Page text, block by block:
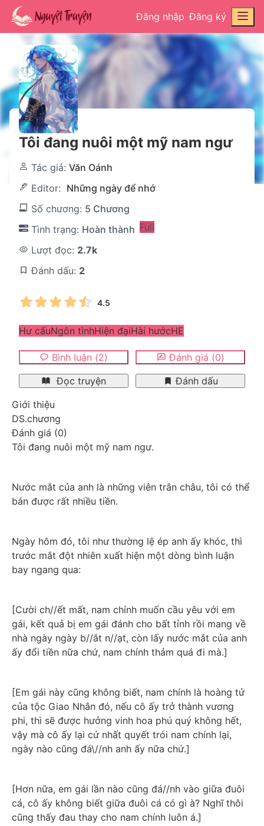
Đăng nhập Đăng ký
Tôi đang nuôi một mỹ nam ngư
Tác giả: Văn Oánh
Editor: Những ngày để nhớ
Số chương: 5 Chương
Tình trạng: Hoàn thành Full
Lượt đọc: 2.7k
Đánh dấu: 2
4.5
Hư cấuNgôn tìnhHiện đạiHài hướcHE
Bình luận (2) Đánh giá (0)
Đọc truyện
Đánh dấu
Giới thiệu
DS.chương
Đánh giá (0)
Tôi đang nuôi một mỹ nam ngư.
Nước mắt của anh là những viên trân châu, tôi có thể
bán được rất nhiều tiền.
Ngày hôm đó, tôi như thường lệ ép anh ấy khóc, thì
trước mắt đột nhiên xuất hiện một dòng bình luận
bay ngang qua:
[Cười ch//ết mất, nam chính muốn cầu yêu với em
gái, kết quả bị em gái đánh cho bất tỉnh rồi mang về
nhà ngày ngày b//ắt n//ạt, còn lấy nước mắt của anh
ấy đổi tiền nữa chứ, nam chính thảm quá đi mà.]
[Em gái này cũng không biết, nam chính là hoàng tử
của tộc Giao Nhân đó, nếu cô ấy trở thành vương
phi, thì sẽ được hưởng vinh hoa phú quý không hết,
vậy mà cô ấy lại cứ nhất quyết trói nam chính lại,
ngày nào cũng đá\//nh anh ấy nữa chứ.]
[Hơn nữa, em gái lần nào cũng đá//nh vào giữa đuôi
cá, cô ấy không biết giữa đuôi cá có gì à? Nghĩ thôi
cũng thấy đau thay cho nam chính luôn á.]